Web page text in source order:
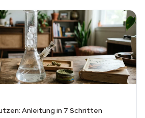
Anleitung in 7 Schritten